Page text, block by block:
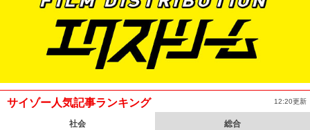
サイゾー人気記事ランキング 12:20更新
社会 総合